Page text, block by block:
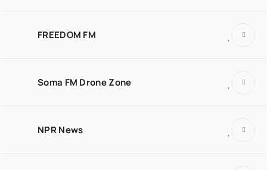
FREEDOM FM
Soma FM Drone Zone
NPR News